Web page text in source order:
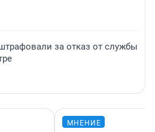
за отказ от службы
МНЕНИЕ